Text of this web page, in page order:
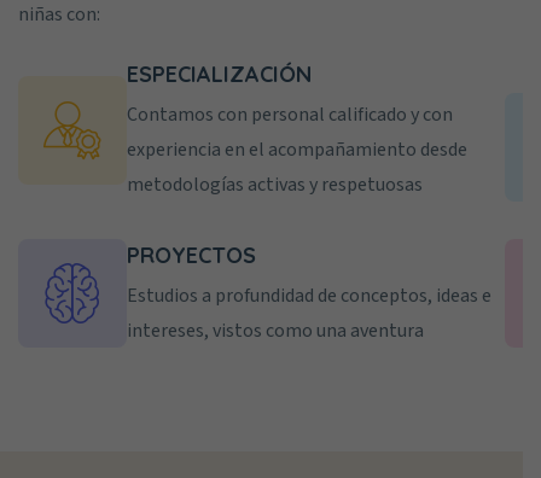
niñas con:
ESPECIALIZACIÓN
Contamos con personal calificado y con
experiencia en el acompañamiento desde
metodologías activas y respetuosas
PROYECTOS
Estudios a profundidad de conceptos, ideas e
intereses, vistos como una aventura